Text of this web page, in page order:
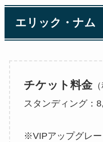
エリック・ナ
チケット料金（
スタンディング：
※VIPアップグレ